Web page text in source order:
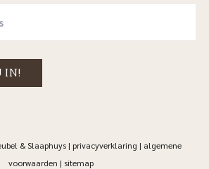
& Slaaphuys | privacyverklaring | algemene
voorwaarden | sitemap